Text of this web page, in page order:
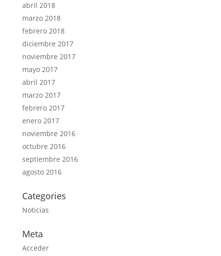
abril 2018
marzo 2018
febrero 2018
diciembre 2017
noviembre 2017
mayo 2017
abril 2017
marzo 2017
febrero 2017
enero 2017
noviembre 2016
octubre 2016
septiembre 2016
agosto 2016
Categories
Noticias
Meta
Acceder